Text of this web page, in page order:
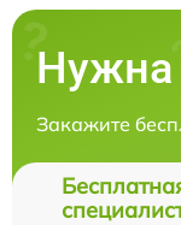
Нужна
Закажите